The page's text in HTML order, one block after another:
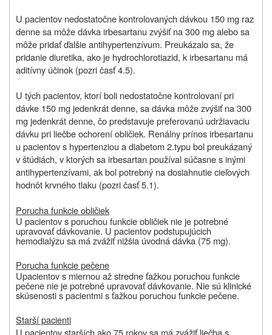
U pacientov nedostatočne kontrolovaných dávkou 150 mg raz
denne sa môže dávka irbesartanu zvýšiť na 300 mg alebo sa
môže pridať ďalšie antihypertenzívum. Preukázalo sa, že
pridanie diuretika, ako je hydrochlorotiazid, k irbesartanu má
aditívny účinok (pozri časť 4.5).
U tých pacientov, ktorí boli nedostatočne kontrolovaní pri
dávke 150 mg jedenkrát denne, sa dávka môže zvýšiť na 300
mg jedenkrát denne, čo predstavuje preferovanú udržiavaciu
dávku pri liečbe ochorení obličiek. Renálny prínos irbesartanu
u pacientov s hypertenziou a diabetom 2.typu bol preukázaný
v štúdiách, v ktorých sa irbesartan používal súčasne s inými
antihypertenzívami, ak bol potrebný na dosiahnutie cieľových
hodnôt krvného tlaku (pozri časť 5.1).
Porucha funkcie obličiek
U pacientov s poruchou funkcie obličiek nieje potrebné
upravovať dávkovanie. U pacientov podstupujúcich
hemodialýzu sa má zvážiť nižšia úvodná dávka (75 mg).
Porucha funkcie pečene
Upacientov s miernou až stredne ťažkou poruchou funkcie
pečene nie je potrebné upravovať dávkovanie. Nie sú klinické
skúsenosti s pacientmi s ťažkou poruchou funkcie pečene.
Starší pacienti
U pacientov starších ako 75 rokov sa má zvážiť liečba s